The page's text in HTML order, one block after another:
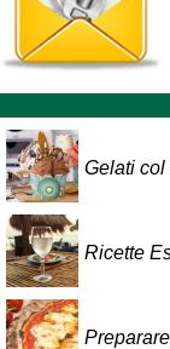
Gelati col
Ricette